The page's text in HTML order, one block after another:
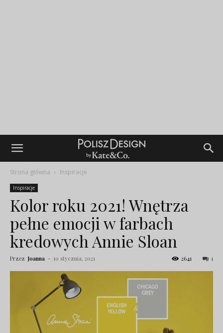
Strona główna Inspiracje
Inspiracje
Kolor roku 2021! Wnętrza
pełne emocji w farbach
kredowych Annie Sloan
Przez Joanna - 10 stycznia, 2021 1
2641